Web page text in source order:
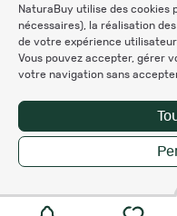
NaturaBuy utilise des cookies
nécessaires), la réalisation
de votre expérience
Vous pouvez accepter, gérer
votre navigation sans
Charte éthique
Mentions légales
Règlement & Conditions
Politique de protection
des données personnelles
Personnalisation des cookies
Copyright © 2007-2026
Les marques commerciales